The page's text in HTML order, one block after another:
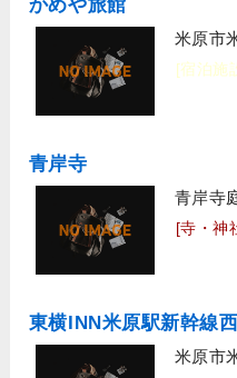
かめや旅館
米原市
[宿泊施
青岸寺
青岸寺
[寺・神
東横INN米原駅新幹線
米原市